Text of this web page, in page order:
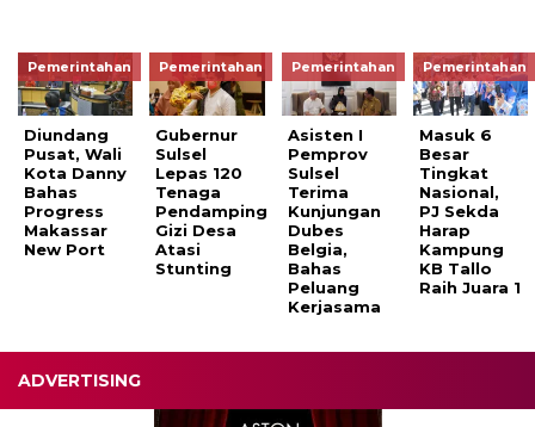
Pemerintahan
Diundang
Pusat, Wali
Kota Danny
Bahas
Progress
Makassar
New Port
Pemerintahan
Gubernur
Sulsel
Lepas 120
Tenaga
Pendamping
Gizi Desa
Atasi
Stunting
Pemerintahan
Asisten I
Pemprov
Sulsel
Terima
Kunjungan
Dubes
Belgia,
Bahas
Peluang
Kerjasama
Pemerintahan
Masuk 6
Besar
Tingkat
Nasional,
PJ Sekda
Harap
Kampung
KB Tallo
Raih Juara 1
ADVERTISING